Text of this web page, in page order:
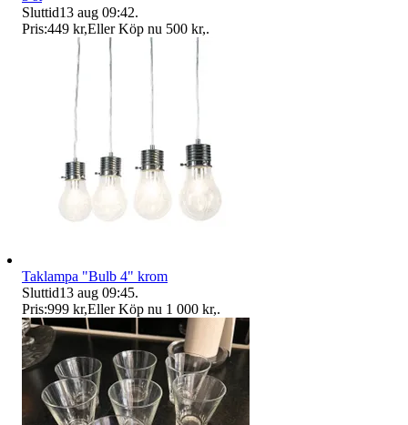
Sluttid13 aug 09:42.
Pris:449 kr,Eller Köp nu 500 kr,.
Taklampa "Bulb 4" krom
Sluttid13 aug 09:45.
Pris:999 kr,Eller Köp nu 1 000 kr,.